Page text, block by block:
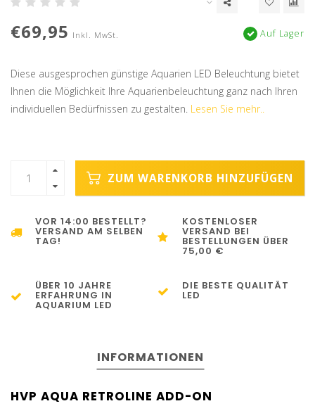
€69,95 Inkl. MwSt. Auf Lager
Diese ausgesprochen günstige Aquarien LED Beleuchtung bietet
Ihnen die Möglichkeit Ihre Aquarienbeleuchtung ganz nach Ihren
individuellen Bedürfnissen zu gestalten. Lesen Sie mehr..
ZUM WARENKORB HINZUFÜGEN
VOR 14:00 BESTELLT?
VERSAND AM SELBEN
TAG!
KOSTENLOSER
VERSAND BEI
BESTELLUNGEN ÜBER
75,00 €
ÜBER 10 JAHRE
ERFAHRUNG IN
AQUARIUM LED
DIE BESTE QUALITÄT
LED
INFORMATIONEN
HVP AQUA RETROLINE ADD-ON